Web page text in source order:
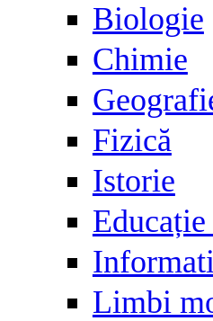
Biologie
Chimie
Fizică
Istorie
Limbi